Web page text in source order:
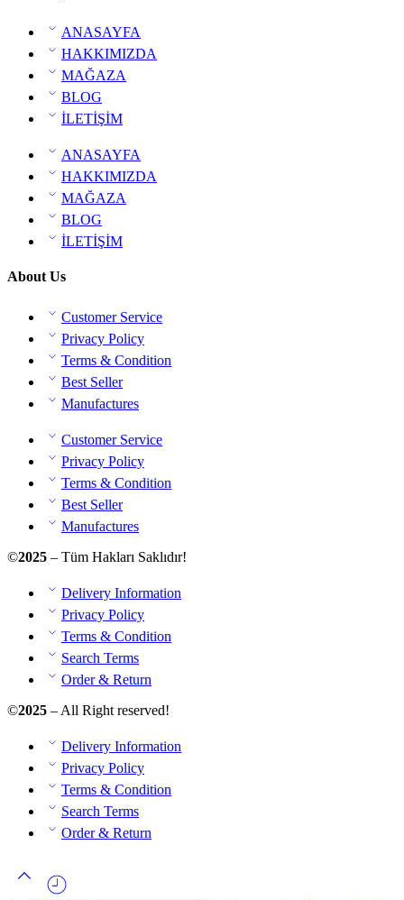
ANASAYFA
HAKKIMIZDA
MAĞAZA
BLOG
İLETİŞİM
ANASAYFA
HAKKIMIZDA
MAĞAZA
BLOG
İLETİŞİM
About Us
Customer Service
Privacy Policy
Terms & Condition
Best Seller
Manufactures
Customer Service
Privacy Policy
Terms & Condition
Best Seller
Manufactures
©2025 – Tüm Hakları Saklıdır!
Delivery Information
Privacy Policy
Terms & Condition
Search Terms
Order & Return
©2025 – All Right reserved!
Delivery Information
Privacy Policy
Terms & Condition
Search Terms
Order & Return